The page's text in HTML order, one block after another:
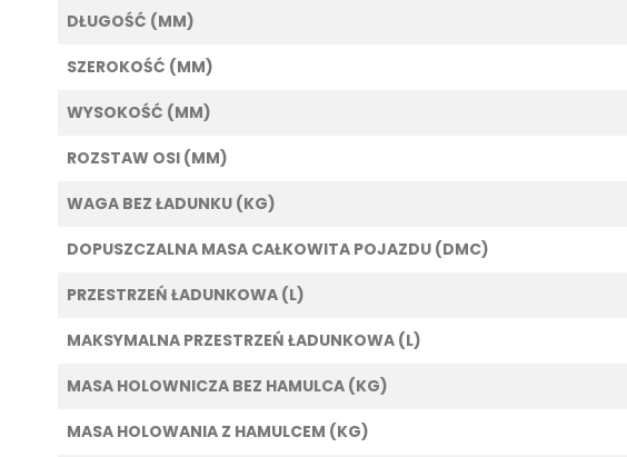
DŁUGOŚĆ (MM)
SZEROKOŚĆ (MM)
WYSOKOŚĆ (MM)
ROZSTAW OSI (MM)
WAGA BEZ ŁADUNKU (KG)
DOPUSZCZALNA MASA CAŁKOWITA POJAZDU (DMC)
PRZESTRZEŃ ŁADUNKOWA (L)
MAKSYMALNA PRZESTRZEŃ ŁADUNKOWA (L)
MASA HOLOWNICZA BEZ HAMULCA (KG)
MASA HOLOWANIA Z HAMULCEM (KG)